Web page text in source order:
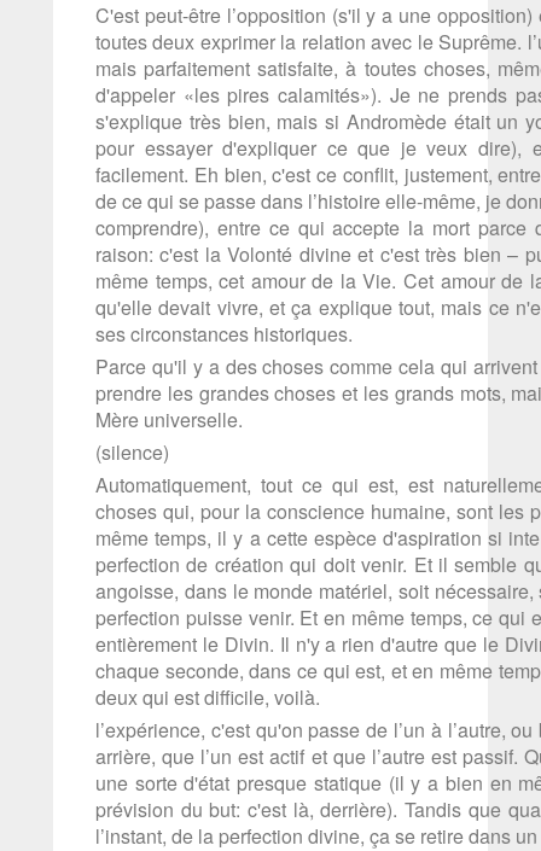
C'est peut-être l’opposition (s'il y a une
toutes deux exprimer la relation avec le Suprême.
mais parfaitement satisfaite, à toutes choses,
d'appeler «les pires calamités»). Je ne prends
s'explique très bien, mais si Andromède était un
pour essayer d'expliquer ce que je veux dire),
facilement. Eh bien, c'est ce conflit, justement,
de ce qui se passe dans l’histoire elle-même, je
comprendre), entre ce qui accepte la mort
raison: c'est la Volonté divine et c'est très bien –
même temps, cet amour de la Vie. Cet amour de
qu'elle devait vivre, et ça explique tout, mais ce
ses circonstances historiques.
Parce qu'il y a des choses comme cela qui
prendre les grandes choses et les grands mots,
Mère universelle.
(silence)
Automatiquement, tout ce qui est, est
choses qui, pour la conscience humaine, sont les
même temps, il y a cette espèce d'aspiration si
perfection de création qui doit venir. Et il semble
angoisse, dans le monde matériel, soit
perfection puisse venir. Et en même temps, ce qui
entièrement le Divin. Il n'y a rien d'autre que le
chaque seconde, dans ce qui est, et en même
deux qui est difficile, voilà.
l’expérience, c'est qu'on passe de l’un à l’autre,
arrière, que l’un est actif et que l’autre est passif.
une sorte d'état presque statique (il y a bien en
prévision du but: c'est là, derrière). Tandis que
l’instant, de la perfection divine, ça se retire dans